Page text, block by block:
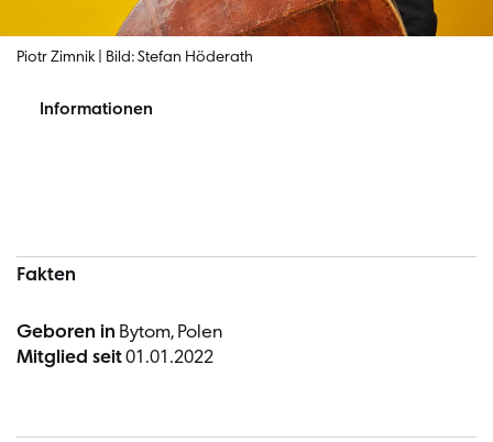
Piotr Zimnik | Bild: Stefan Höderath
Informationen
Fakten
Geboren in Bytom, Polen
Mitglied seit01.01.2022